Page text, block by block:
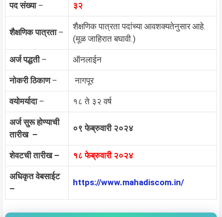
पद संख्या– ३२
शैक्षणिक पात्रता–
शैक्षणिक पात्रता पदांच्या आवशक्यतेनुसार आहे.
(मूळ जाहिरात बघावी.)
अर्ज पद्धती– ऑनलाईन
नोकरी ठिकाण– नागपूर
वयोमर्यादा– १८ ते ३२ वर्ष
अर्ज सुरू होण्याची
तारीख –
०९ फेब्रुवारी २०२४
शेवटची तारीख – १८ फेब्रुवारी २०२४
अधिकृत वेबसाईट
–
https://www.mahadiscom.in/